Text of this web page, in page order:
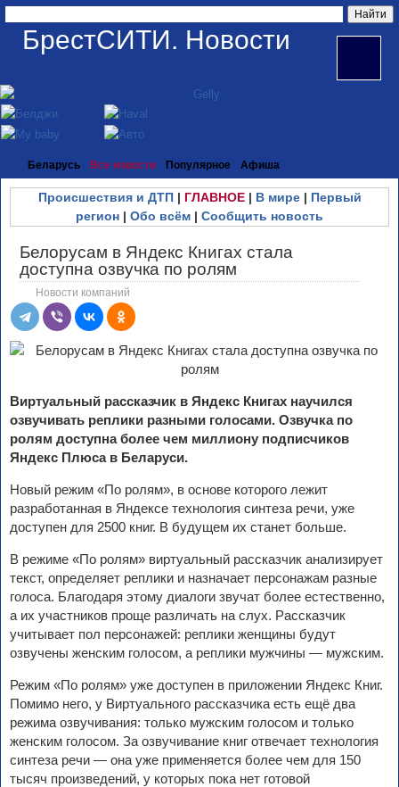
БрестСИТИ. Новости
Беларусь Все новости Популярное Афиша
Происшествия и ДТП| ГЛАВНОЕ| В мире| Первый
регион | Обо всём | Сообщить новость
Белорусам в Яндекс Книгах стала
доступна озвучка по ролям
Новости компаний
Виртуальный рассказчик в Яндекс Книгах научился
озвучивать реплики разными голосами. Озвучка по
ролям доступна более чем миллиону подписчиков
Яндекс Плюса в Беларуси.
Новый режим «По ролям», в основе которого лежит
разработанная в Яндексе технология синтеза речи, уже
доступен для 2500 книг. В будущем их станет больше.
В режиме «По ролям» виртуальный рассказчик анализирует
текст, определяет реплики и назначает персонажам разные
голоса. Благодаря этому диалоги звучат более естественно,
а их участников проще различать на слух. Рассказчик
учитывает пол персонажей: реплики женщины будут
озвучены женским голосом, а реплики мужчины — мужским.
Режим «По ролям» уже доступен в приложении Яндекс Книг.
Помимо него, у Виртуального рассказчика есть ещё два
режима озвучивания: только мужским голосом и только
женским голосом. За озвучивание книг отвечает технология
синтеза речи — она уже применяется более чем для 150
тысяч произведений, у которых пока нет готовой